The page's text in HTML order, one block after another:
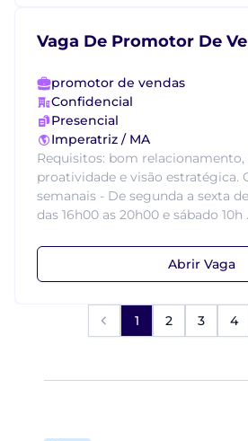
Vaga De Promotor De
promotor de vendas
Confidencial
Presencial
Imperatriz / MA
Requisitos: bom relacionamento,
proatividade e visão estratégica.
semanais - De segunda a sexta
das 16h00 as 20h00 e sábado 10h
Abrir Vaga
1 2 3 4